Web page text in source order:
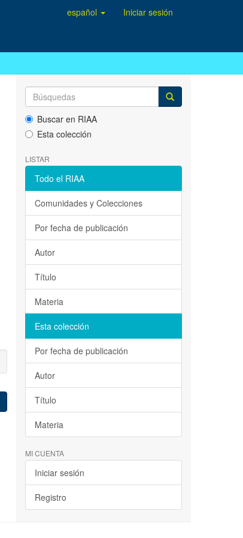
español Iniciar sesión
Buscar en RIAA
Esta colección
LISTAR
Todo el RIAA
Comunidades y Colecciones
Por fecha de publicación
Autor
Título
Materia
Esta colección
Por fecha de publicación
Autor
Título
Materia
MI CUENTA
Iniciar sesión
Registro